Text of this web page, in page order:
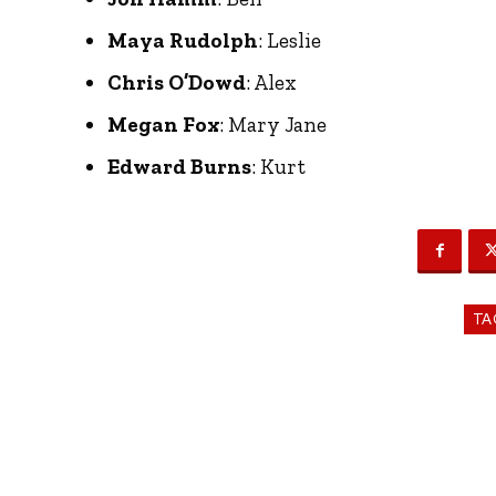
Maya Rudolph: Leslie
Chris O’Dowd: Alex
Megan Fox: Mary Jane
Edward Burns: Kurt